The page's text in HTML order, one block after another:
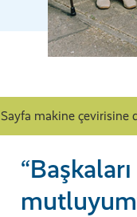
Sayfa makine çevirisine